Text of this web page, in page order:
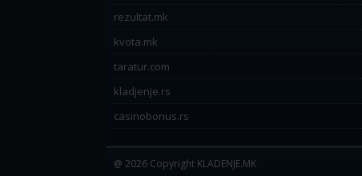
rezultat.mk
kvota.mk
taratur.com
kladjenje.rs
casinobonus.rs
@ 2026 Copyright KLADENJE.MK